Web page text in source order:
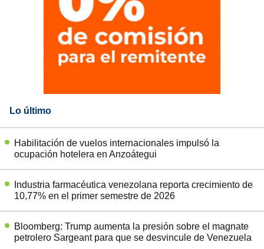
Lo último
Habilitación de vuelos internacionales impulsó la
ocupación hotelera en Anzoátegui
Industria farmacéutica venezolana reporta crecimiento de
10,77% en el primer semestre de 2026
Bloomberg: Trump aumenta la presión sobre el magnate
petrolero Sargeant para que se desvincule de Venezuela